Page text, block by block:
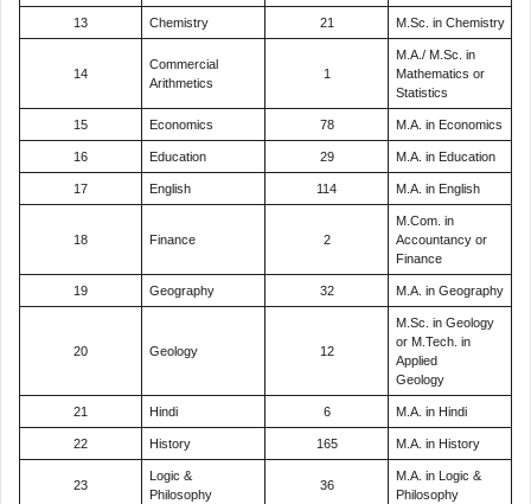
13 Chemistry 21 M.Sc. in Chemistry
14
Commercial
Arithmetics
1
M.A./ M.Sc. in
Mathematics or
Statistics
15 Economics 78 M.A. in Economics
16 Education 29 M.A. in Education
17 English 114 M.A. in English
18 Finance 2
M.Com. in
Accountancy or
Finance
19 Geography 32 M.A. in Geography
20 Geology 12
M.Sc. in Geology
or M.Tech. in
Applied
Geology
21 Hindi 6 M.A. in Hindi
22 History 165 M.A. in History
23
Logic &
Philosophy
36
M.A. in Logic &
Philosophy